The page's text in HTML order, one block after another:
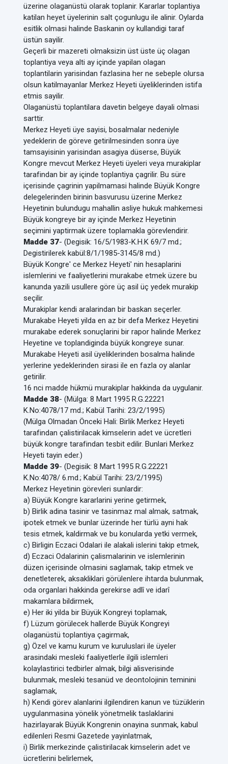
üzerine olaganüstü olarak toplanir. Kararlar toplantiya
katilan heyet üyelerinin salt çogunlugu ile alinir. Oylarda
esitlik olmasi halinde Baskanin oy kullandigi taraf
üstün sayilir.
Geçerli bir mazereti olmaksizin üst üste üç olagan
toplantiya veya alti ay içinde yapilan olagan
toplantilarin yarisindan fazlasina her ne sebeple olursa
olsun katilmayanlar Merkez Heyeti üyeliklerinden istifa
etmis sayilir.
Olaganüstü toplantilara davetin belgeye dayali olmasi
sarttir.
Merkez Heyeti üye sayisi, bosalmalar nedeniyle
yedeklerin de göreve getirilmesinden sonra üye
tamsayisinin yarisindan asagiya düserse, Büyük
Kongre mevcut Merkez Heyeti üyeleri veya murakiplar
tarafindan bir ay içinde toplantiya çagrilir. Bu süre
içerisinde çagrinin yapilmamasi halinde Büyük Kongre
delegelerinden birinin basvurusu üzerine Merkez
Heyetinin bulundugu mahallin asliye hukuk mahkemesi
Büyük kongreye bir ay içinde Merkez Heyetinin
seçimini yaptirmak üzere toplamakla görevlendirir.
Madde 37- (Degisik: 16/5/1983-K.H.K 69/7 md.;
Degistirilerek kabül:8/1/1985-3145/8 md.)
Büyük Kongre' ce Merkez Heyeti' nin hesaplarini
islemlerini ve faaliyetlerini murakabe etmek üzere bu
kanunda yazili usullere göre üç asil üç yedek murakip
seçilir.
Murakiplar kendi aralarindan bir baskan seçerler.
Murakabe Heyeti yilda en az bir defa Merkez Heyetini
murakabe ederek sonuçlarini bir rapor halinde Merkez
Heyetine ve toplandiginda büyük kongreye sunar.
Murakabe Heyeti asil üyeliklerinden bosalma halinde
yerlerine yedeklerinden sirasi ile en fazla oy alanlar
getirilir.
16 nci madde hükmü murakiplar hakkinda da uygulanir.
Madde 38- (Mülga: 8 Mart 1995 R.G.22221
K.No:4078/17 md.; Kabül Tarihi: 23/2/1995)
(Mülga Olmadan Önceki Hali: Birlik Merkez Heyeti
tarafindan çalistirilacak kimselerin adet ve ücretleri
büyük kongre tarafindan tesbit edilir. Bunlari Merkez
Heyeti tayin eder.)
Madde 39- (Degisik: 8 Mart 1995 R.G.22221
K.No:4078/ 6.md.; Kabül Tarihi: 23/2/1995)
Merkez Heyetinin görevleri sunlardir:
a) Büyük Kongre kararlarini yerine getirmek,
b) Birlik adina tasinir ve tasinmaz mal almak, satmak,
ipotek etmek ve bunlar üzerinde her türlü ayni hak
tesis etmek, kaldirmak ve bu konularda yetki vermek,
c) Birligin Eczaci Odalari ile alakali islerini takip etmek,
d) Eczaci Odalarinin çalismalarinin ve islemlerinin
düzen içerisinde olmasini saglamak, takip etmek ve
denetleterek, aksakliklari görülenlere ihtarda bulunmak,
oda organlari hakkinda gerekirse adlî ve idarî
makamlara bildirmek,
e) Her iki yilda bir Büyük Kongreyi toplamak,
f) Lüzum görülecek hallerde Büyük Kongreyi
olaganüstü toplantiya çagirmak,
g) Özel ve kamu kurum ve kuruluslari ile üyeler
arasindaki mesleki faaliyetlerle ilgili islemleri
kolaylastirici tedbirler almak, bilgi alisverisinde
bulunmak, mesleki tesanüd ve deontolojinin teminini
saglamak,
h) Kendi görev alanlarini ilgilendiren kanun ve tüzüklerin
uygulanmasina yönelik yönetmelik taslaklarini
hazirlayarak Büyük Kongrenin onayina sunmak, kabul
edilenleri Resmi Gazetede yayinlatmak,
i) Birlik merkezinde çalistirilacak kimselerin adet ve
ücretlerini belirlemek,